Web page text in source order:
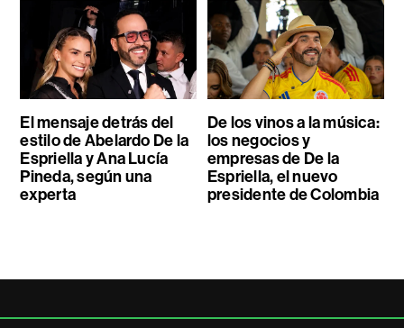
El mensaje detrás del
estilo de Abelardo De la
Espriella y Ana Lucía
Pineda, según una
experta
De los vinos a la música:
los negocios y
empresas de De la
Espriella, el nuevo
presidente de Colombia